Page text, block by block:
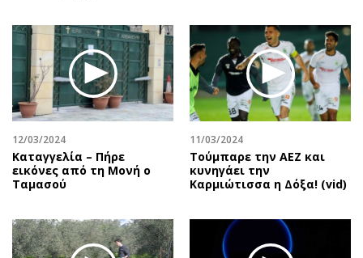
Real Estate
Επιχειρήσεις
Αγορές
Money Review
AstroBank Properties
Trends
Ενέργεια
Περιβάλλον
Ελλάδα
Οικονομία
Γενικά
Αναδρομές
Πρόσωπα
Περιβάλλον
Good Life
Γυναίκα
Ταξίδια
Συνταγές
12/03/2024
Καταγγελία – Πήρε
εικόνες από τη Μονή ο
Ταμασού
11/03/2024
Τούμπαρε την ΑΕΖ και
κυνηγάει την
Καρμιώτισσα η Δόξα! (vid)